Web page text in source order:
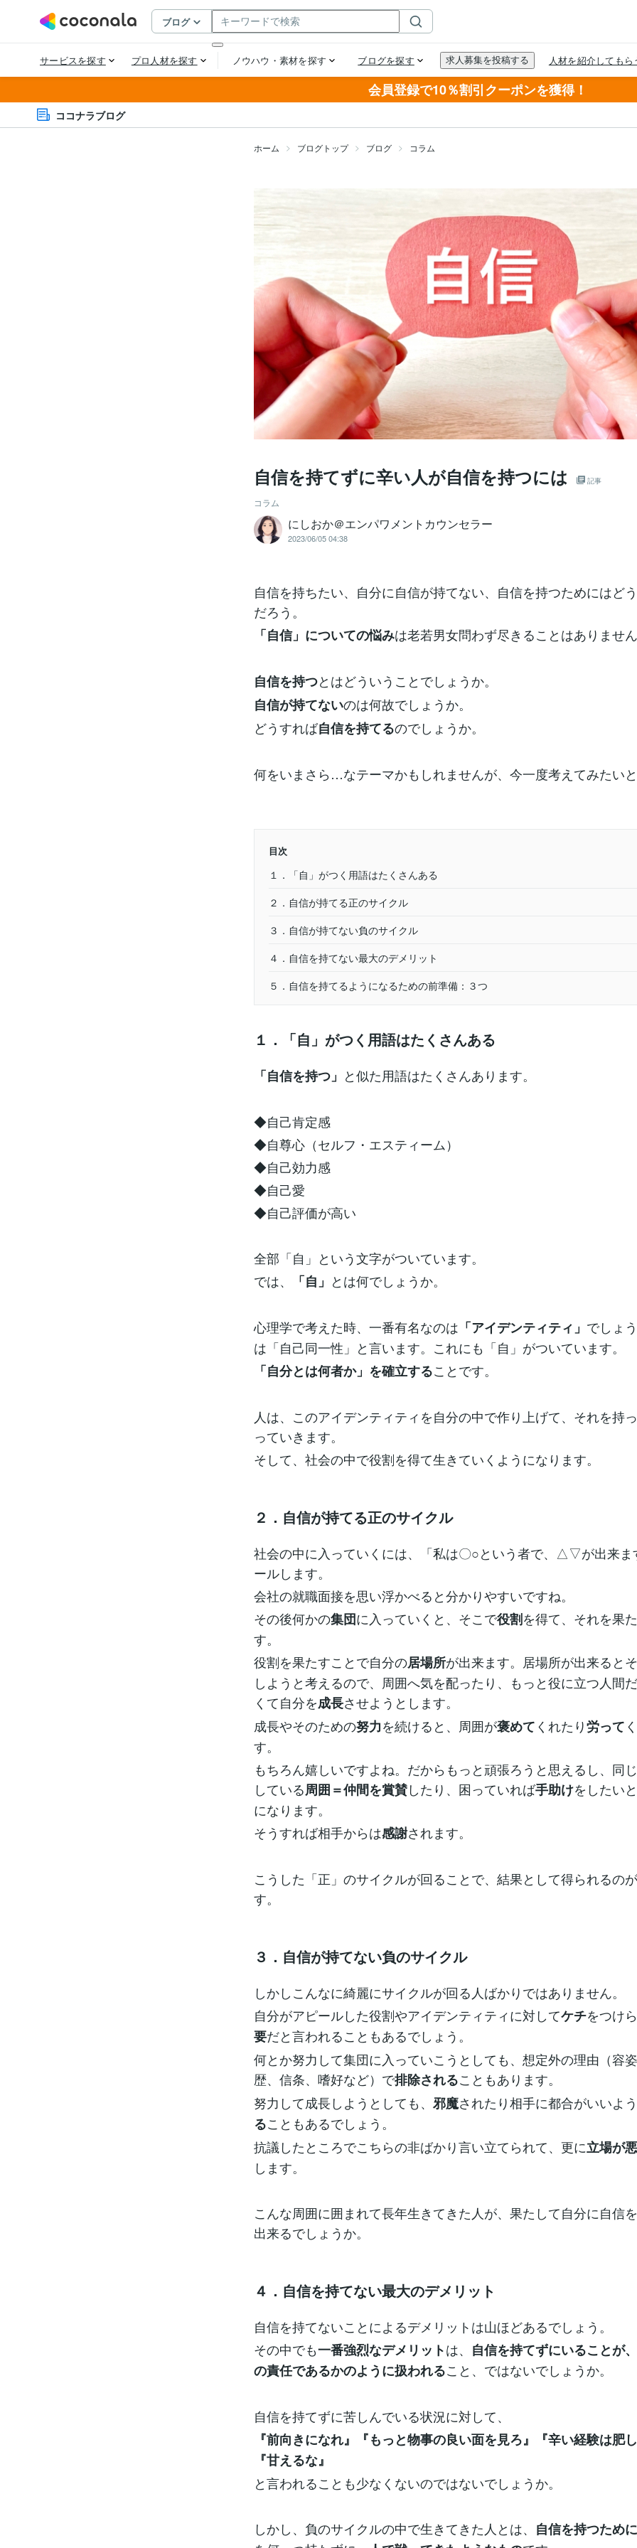
会員登録で10％割引クーポンを獲得！
ココナラブログ
ホーム ブログトップ ブログ コラム
自信を持てずに辛い人が自信を持つには 記事
コラム
にしおか＠エンパワメントカウンセラー
2023/06/05 04:38
自信を持ちたい、自分に自信が持てない、自信を持つためにはど
だろう。
「自信」についての悩みは老若男女問わず尽きることはありません
自信を持つとはどういうことでしょうか。
自信が持てないのは何故でしょうか。
どうすれば自信を持てるのでしょうか。
何をいまさら…なテーマかもしれませんが、今一度考えてみたいと
目次
１．「自」がつく用語はたくさんある
２．自信が持てる正のサイクル
３．自信が持てない負のサイクル
４．自信を持てない最大のデメリット
５．自信を持てるようになるための前準備：３つ
１．「自」がつく用語はたくさんある
「自信を持つ」 と似た用語はたくさんあります。
◆自己肯定感
◆自尊心（セルフ・エスティーム）
◆自己効力感
◆自己愛
◆自己評価が高い
全部「自」という文字がついています。
では、
「自」 とは何でしょうか。
心理学で考えた時、一番有名なのは 「アイデンティティ」 でしょ
は「自己同一性」と言います。これにも「自」がついています。
「自分とは何者か」を確立することです。
人は、このアイデンティティを自分の中で作り上げて、それを持
っていきます。
そして、社会の中で役割を得て生きていくようになります。
２．自信が持てる正のサイクル
社会の中に入っていくには、「私は〇○という者で、△▽が出来ま
ールします。
会社の就職面接を思い浮かべると分かりやすいですね。
その後何かの集団に入っていくと、そこで役割を得て、それを果
す。
役割を果たすことで自分の居場所が出来ます。居場所が出来ると
しようと考えるので、周囲へ気を配ったり、もっと役に立つ人間
くて自分を成長させようとします。
成長やそのための努力を続けると、周囲が褒めてくれたり労って
す。
もちろん嬉しいですよね。だからもっと頑張ろうと思えるし、同
している周囲＝仲間を賞賛したり、困っていれば手助けをしたい
になります。
そうすれば相手からは感謝されます。
こうした「正」のサイクルが回ることで、結果として得られるの
す。
３．自信が持てない負のサイクル
しかしこんなに綺麗にサイクルが回る人ばかりではありません。
自分がアピールした役割やアイデンティティに対してケチをつけ
要だと言われることもあるでしょう。
何とか努力して集団に入っていこうとしても、想定外の理由（容
歴、信条、嗜好など）で排除されることもあります。
努力して成長しようとしても、 邪魔されたり相手に都合がいいよ
ることもあるでしょう。
抗議したところでこちらの非ばかり言い立てられて、更に立場が
します。
こんな周囲に囲まれて長年生きてきた人が、果たして自分に自信
出来るでしょうか。
４．自信を持てない最大のデメリット
自信を持てないことによるデメリットは山ほどあるでしょう。
その中でも一番強烈なデメリットは、 自信を持てずにいることが
の責任であるかのように扱われること、ではないでしょうか。
自信を持てずに苦しんでいる状況に対して、
『前向きになれ』『もっと物事の良い面を見ろ』『辛い経験は肥し
『甘えるな』
と言われることも少なくないのではないでしょうか。
しかし、負のサイクルの中で生きてきた人とは、 自信を持つため